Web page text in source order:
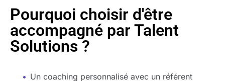
Pourquoi choisir d'être
accompagné par Talent
Solutions ?
Un coaching personnalisé avec un référent